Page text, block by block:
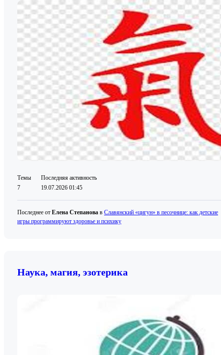
Темы
7
Последняя активность
19.07.2026 01:45
Последнее от Елена Степанова в Славянский «цигун» в песочнице: как детские
игры программируют здоровье и психику
Наука, магия, эзотерика